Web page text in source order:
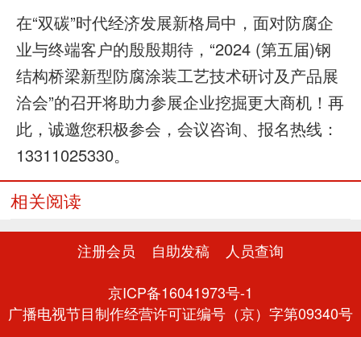
在“双碳”时代经济发展新格局中，面对防腐企
业与终端客户的殷殷期待，“2024 (第五届)钢
结构桥梁新型防腐涂装工艺技术研讨及产品展
洽会”的召开将助力参展企业挖掘更大商机！再
此，诚邀您积极参会，会议咨询、报名热线：
13311025330。
相关阅读
注册会员 自助发稿
人员查询
京ICP备16041973号-1
广播电视节目制作经营许可证编号（京）字第09340号